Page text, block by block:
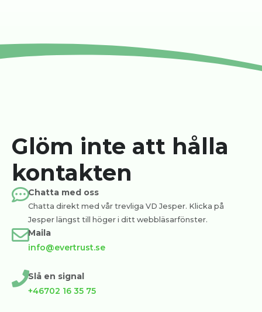
Glöm inte att hålla
kontakten
Chatta med oss
Chatta direkt med vår trevliga VD Jesper. Klicka på
Jesper längst till höger i ditt webbläsarfönster.
Maila
info@evertrust.se
Slå en signal
+46702 16 35 75